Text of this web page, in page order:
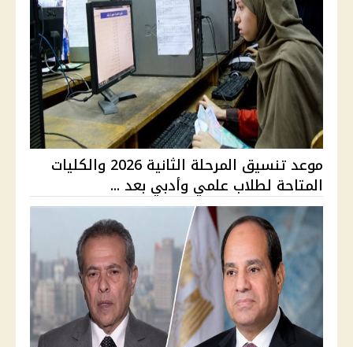
موعد تنسيق المرحلة الثانية 2026 والكليات
المتاحة لطلاب علمي وأدبي بعد ...